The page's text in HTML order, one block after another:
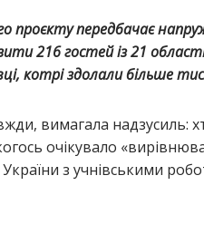
проєкту передбачає
216 гостей із 21
котрі здолали більше
вимагала надзусиль:
очікувало
з учнівськими